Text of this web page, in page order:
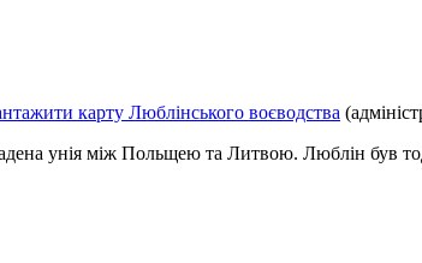
карту Люблінського воєводства
унія між Польщею та Литвою. Люблін був